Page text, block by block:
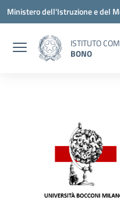
Vai ai contenuti
Vai al menu di navigazione
Vai al footer
Ministero dell'Istruzione e del
ISTITUTO
BONO